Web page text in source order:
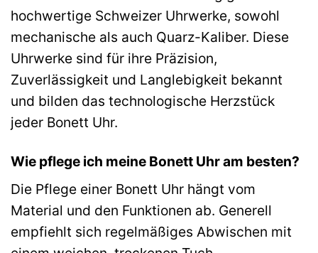
hochwertige Schweizer Uhrwerke, sowohl
mechanische als auch Quarz-Kaliber. Diese
Uhrwerke sind für ihre Präzision,
Zuverlässigkeit und Langlebigkeit bekannt
und bilden das technologische Herzstück
jeder Bonett Uhr.
Wie pflege ich meine Bonett Uhr am besten?
Die Pflege einer Bonett Uhr hängt vom
Material und den Funktionen ab. Generell
empfiehlt sich regelmäßiges Abwischen mit